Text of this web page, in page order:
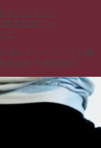
木レディースこども鍼
式会社 代表取締役